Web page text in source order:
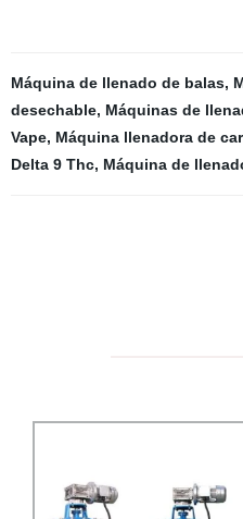
Máquina de llenado de balas,
desechable, Máquinas de
Vape, Máquina llenadora de
Delta 9 Thc, Máquina de